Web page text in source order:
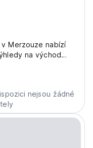
v Merzouze nabízí
na východ
language)
nejsou žádné